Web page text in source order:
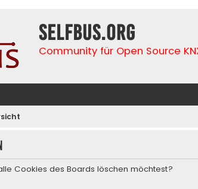
selfbus.org
Community für Open Source
Cookies des Boards löschen möchtest?